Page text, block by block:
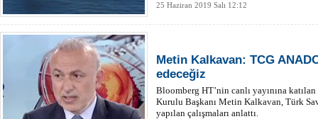
25 Haziran 2019 Salı 12:12
Metin Kalkavan: TCG
edeceğiz
Bloomberg HT’nin canlı yayınına
Kurulu Başkanı Metin Kalkavan, Türk
yapılan çalışmaları anlattı.